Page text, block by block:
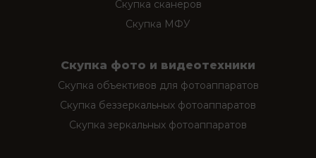
Скупка сканеров
Скупка МФУ
Скупка фото и видеотехники
Скупка объективов для фотоаппаратов
Скупка беззеркальных фотоаппаратов
Скупка зеркальных фотоаппаратов